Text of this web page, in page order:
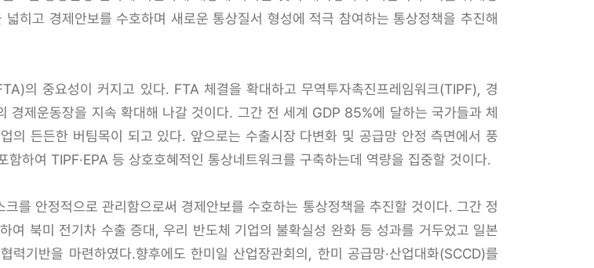
넓히고 경제안보를 수호하며 새로운 통상질서 형성에 적극 참여하는 통상정책을 추진해
의 중요성이 커지고 있다. FTA 체결을 확대하고 무역투자촉진프레임워크(TIPF), 경
경제운동장을 지속 확대해 나갈 것이다. 그간 전 세계 GDP 85%에 달하는 국가들과 체
의 든든한 버팀목이 되고 있다. 앞으로는 수출시장 다변화 및 공급망 안정 측면에서 풍
하여 TIPF·EPA 등 상호호혜적인 통상네트워크를 구축하는데 역량을 집중할 것이다.
를 안정적으로 관리함으로써 경제안보를 수호하는 통상정책을 추진할 것이다. 그간 정
여 북미 전기차 수출 증대, 우리 반도체 기업의 불확실성 완화 등 성과를 거두었고 일본
기반을 마련하였다.향후에도 한미일 산업장관회의, 한미 공급망·산업대화(SCCD)를